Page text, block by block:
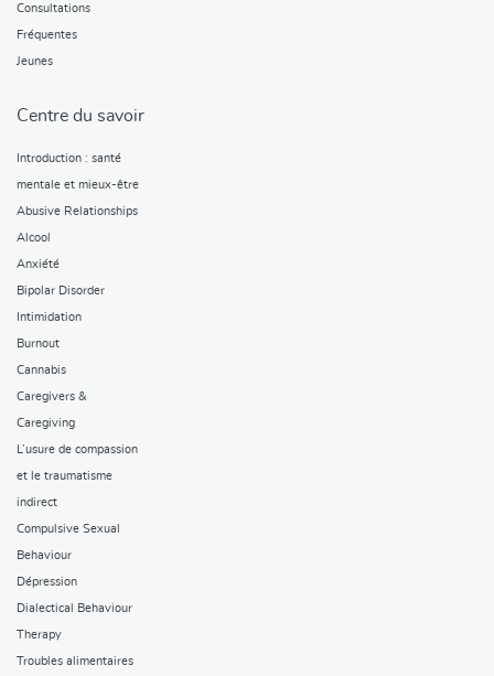
Consultations
Fréquentes
Jeunes
Centre du savoir
Introduction : santé
mentale et mieux-être
Abusive Relationships
Alcool
Anxiété
Bipolar Disorder
Intimidation
Burnout
Cannabis
Caregivers &
Caregiving
L’usure de compassion
et le traumatisme
indirect
Compulsive Sexual
Behaviour
Dépression
Dialectical Behaviour
Therapy
Troubles alimentaires